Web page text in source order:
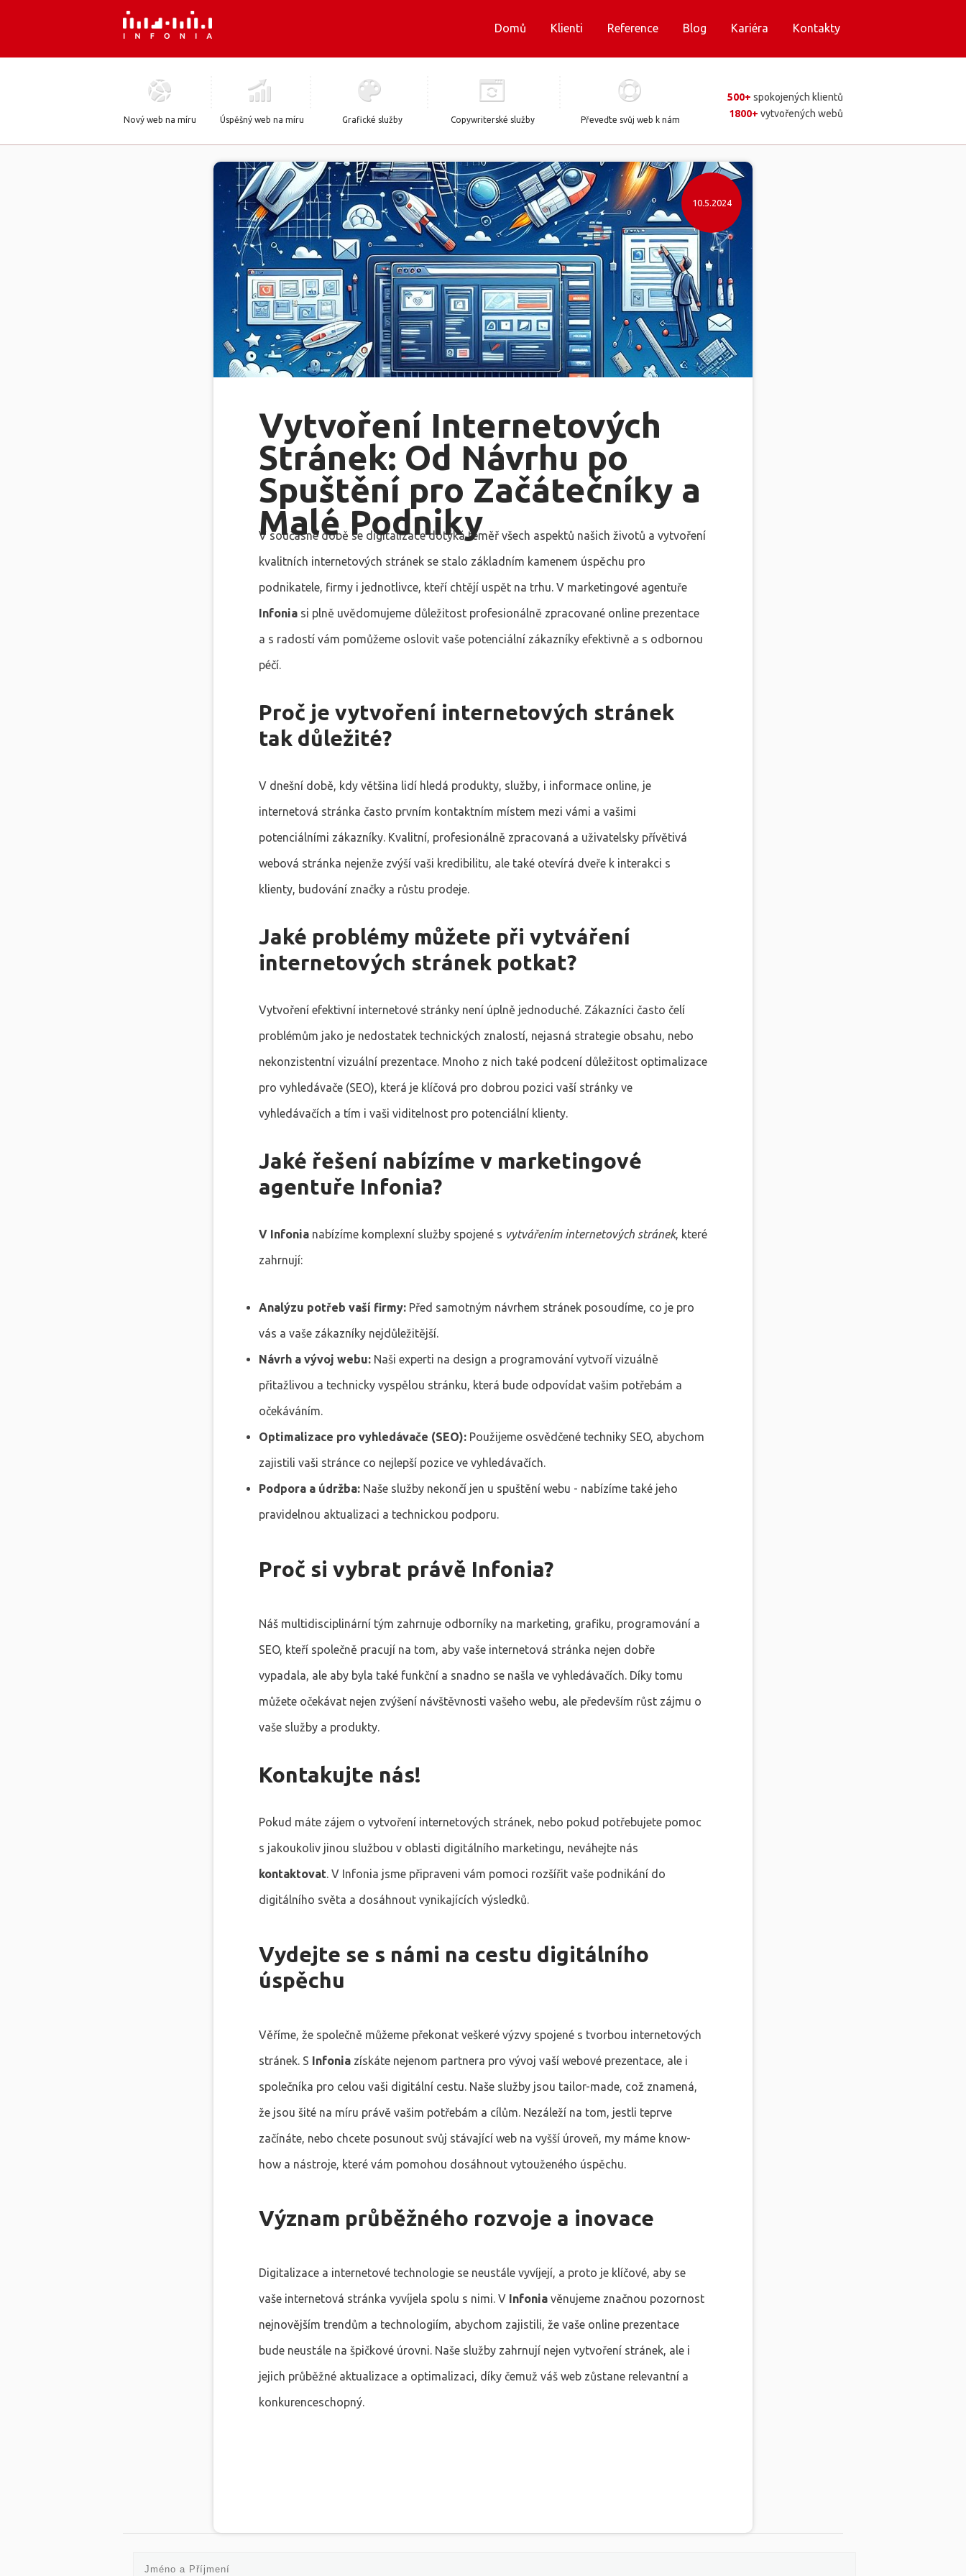
Vytvoření Internetových
Stránek: Od Návrhu po
Spuštění pro Začátečníky a
Malé Podniky
10.5.2024
V současné době se digitalizace dotýká téměř všech aspektů našich životů a vytvoření
kvalitních internetových stránek se stalo základním kamenem úspěchu pro
podnikatele, firmy i jednotlivce, kteří chtějí uspět na trhu. V marketingové agentuře
Infonia si plně uvědomujeme důležitost profesionálně zpracované online prezentace
a s radostí vám pomůžeme oslovit vaše potenciální zákazníky efektivně a s odbornou
péčí.
Proč je vytvoření internetových stránek
tak důležité?
V dnešní době, kdy většina lidí hledá produkty, služby, i informace online, je
internetová stránka často prvním kontaktním místem mezi vámi a vašimi
potenciálními zákazníky. Kvalitní, profesionálně zpracovaná a uživatelsky přívětivá
webová stránka nejenže zvýší vaši kredibilitu, ale také otevírá dveře k interakci s
klienty, budování značky a růstu prodeje.
Jaké problémy můžete při vytváření
internetových stránek potkat?
Vytvoření efektivní internetové stránky není úplně jednoduché. Zákazníci často čelí
problémům jako je nedostatek technických znalostí, nejasná strategie obsahu, nebo
nekonzistentní vizuální prezentace. Mnoho z nich také podcení důležitost optimalizace
pro vyhledávače (SEO), která je klíčová pro dobrou pozici vaší stránky ve
vyhledávačích a tím i vaši viditelnost pro potenciální klienty.
Jaké řešení nabízíme v marketingové
agentuře Infonia?
V Infonia nabízíme komplexní služby spojené s vytvářením internetových stránek, které
zahrnují:
Analýzu potřeb vaší firmy: Před samotným návrhem stránek posoudíme, co je pro
vás a vaše zákazníky nejdůležitější.
Návrh a vývoj webu: Naši experti na design a programování vytvoří vizuálně
přitažlivou a technicky vyspělou stránku, která bude odpovídat vašim potřebám a
očekáváním.
Optimalizace pro vyhledávače (SEO): Použijeme osvědčené techniky SEO, abychom
zajistili vaši stránce co nejlepší pozice ve vyhledávačích.
Podpora a údržba: Naše služby nekončí jen u spuštění webu - nabízíme také jeho
pravidelnou aktualizaci a technickou podporu.
Proč si vybrat právě Infonia?
Náš multidisciplinární tým zahrnuje odborníky na marketing, grafiku, programování a
SEO, kteří společně pracují na tom, aby vaše internetová stránka nejen dobře
vypadala, ale aby byla také funkční a snadno se našla ve vyhledávačích. Díky tomu
můžete očekávat nejen zvýšení návštěvnosti vašeho webu, ale především růst zájmu o
vaše služby a produkty.
Kontakujte nás!
Pokud máte zájem o vytvoření internetových stránek, nebo pokud potřebujete pomoc
s jakoukoliv jinou službou v oblasti digitálního marketingu, neváhejte nás
kontaktovat. V Infonia jsme připraveni vám pomoci rozšířit vaše podnikání do
digitálního světa a dosáhnout vynikajících výsledků.
Vydejte se s námi na cestu digitálního
úspěchu
Věříme, že společně můžeme překonat veškeré výzvy spojené s tvorbou internetových
stránek. S Infonia získáte nejenom partnera pro vývoj vaší webové prezentace, ale i
společníka pro celou vaši digitální cestu. Naše služby jsou tailor-made, což znamená,
že jsou šité na míru právě vašim potřebám a cílům. Nezáleží na tom, jestli teprve
začínáte, nebo chcete posunout svůj stávající web na vyšší úroveň, my máme know-
how a nástroje, které vám pomohou dosáhnout vytouženého úspěchu.
Význam průběžného rozvoje a inovace
Digitalizace a internetové technologie se neustále vyvíjejí, a proto je klíčové, aby se
vaše internetová stránka vyvíjela spolu s nimi. V Infonia věnujeme značnou pozornost
nejnovějším trendům a technologiím, abychom zajistili, že vaše online prezentace
bude neustále na špičkové úrovni. Naše služby zahrnují nejen vytvoření stránek, ale i
jejich průběžné aktualizace a optimalizaci, díky čemuž váš web zůstane relevantní a
konkurenceschopný.
Nový web na míru Úspěšný web na míru Grafické služby Copywriterské služby Převeďte svůj web k nám
500+ spokojených klientů
1800+ vytvořených webů
Domů Klienti Reference Blog Kariéra Kontakty